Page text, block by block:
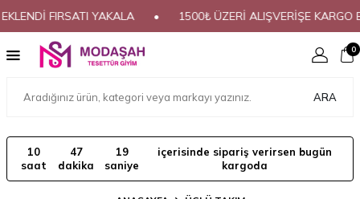
FIRSATI YAKALA • 1500₺ ÜZERİ ALIŞVERİŞE KARGO
ARA
0
10
saat
47
dakika
19
saniye
içerisinde sipariş verirsen bugün
kargoda